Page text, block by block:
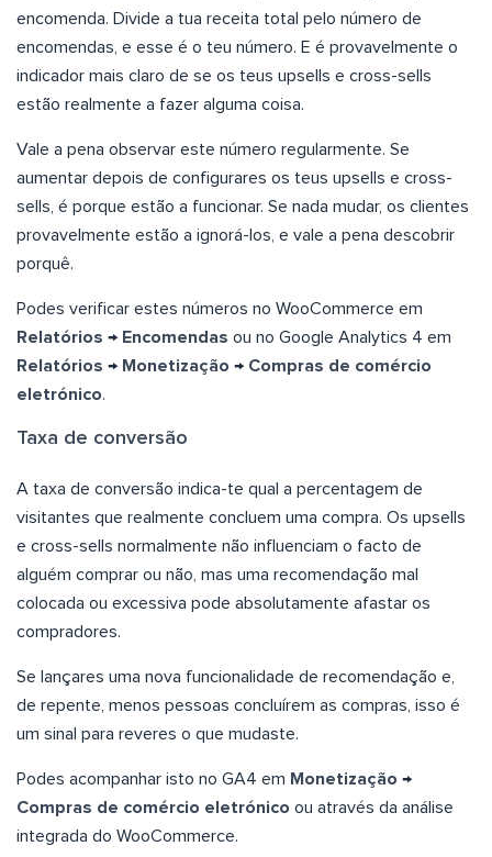
encomenda. Divide a tua receita total pelo número de
encomendas, e esse é o teu número. E é provavelmente o
indicador mais claro de se os teus upsells e cross-sells
estão realmente a fazer alguma coisa.
Vale a pena observar este número regularmente. Se
aumentar depois de configurares os teus upsells e cross-
sells, é porque estão a funcionar. Se nada mudar, os clientes
provavelmente estão a ignorá-los, e vale a pena descobrir
porquê.
Podes verificar estes números no WooCommerce em
Relatórios → Encomendas ou no Google Analytics 4 em
Relatórios → Monetização → Compras de comércio
eletrónico.
Taxa de conversão
A taxa de conversão indica-te qual a percentagem de
visitantes que realmente concluem uma compra. Os upsells
e cross-sells normalmente não influenciam o facto de
alguém comprar ou não, mas uma recomendação mal
colocada ou excessiva pode absolutamente afastar os
compradores.
Se lançares uma nova funcionalidade de recomendação e,
de repente, menos pessoas concluírem as compras, isso é
um sinal para reveres o que mudaste.
Podes acompanhar isto no GA4 em Monetização →
Compras de comércio eletrónico ou através da análise
integrada do WooCommerce.